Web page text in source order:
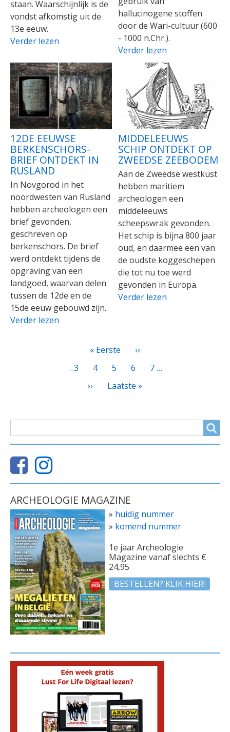
staan. Waarschijnlijk is de
vondst afkomstig uit de
13e eeuw.
Verder lezen
hallucinogene stoffen
door de Wari-cultuur (600
- 1000 n.Chr.).
Verder lezen
12DE EEUWSE
BERKENSCHORS-
BRIEF ONTDEKT IN
RUSLAND
In Novgorod in het
noordwesten van Rusland
hebben archeologen een
brief gevonden,
geschreven op
berkenschors. De brief
werd ontdekt tijdens de
opgraving van een
landgoed, waarvan delen
tussen de 12de en de
15de eeuw gebouwd zijn.
Verder lezen
MIDDELEEUWS
SCHIP ONTDEKT OP
ZWEEDSE ZEEBODEM
Aan de Zweedse westkust
hebben maritiem
archeologen een
middeleeuws
scheepswrak gevonden.
Het schip is bijna 800 jaar
oud, en daarmee een van
de oudste koggeschepen
die tot nu toe werd
gevonden in Europa.
Verder lezen
Eerste
pagina
« Eerste
Vorige
pagina
‹‹
Page
…3 Page
4
Huidige
5 Page
6 Page
7 …
Volgende
››
Laatste
Laatste »
ARCHEOLOGIE MAGAZINE
» huidig nummer
» komend nummer
1e jaar Archeologie
Magazine vanaf slechts €
24,95
BESTELLEN? KLIK HIER!